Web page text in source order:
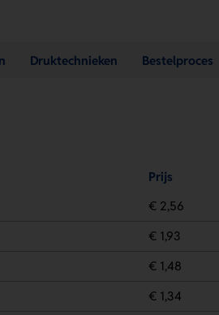
Druktechnieken Bestelproces
Prijs
€ 2,56
€ 1,93
€ 1,48
€ 1,34